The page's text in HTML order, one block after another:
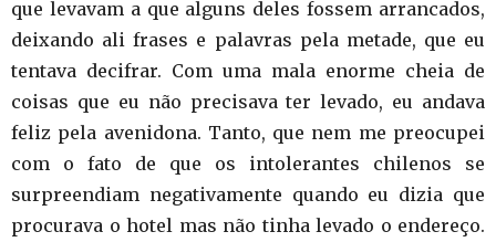
que levavam a que alguns deles fossem arrancados,
deixando ali frases e palavras pela metade, que eu
tentava decifrar. Com uma mala enorme cheia de
coisas que eu não precisava ter levado, eu andava
feliz pela avenidona. Tanto, que nem me preocupei
com o fato de que os intolerantes chilenos se
surpreendiam negativamente quando eu dizia que
procurava o hotel mas não tinha levado o endereço.